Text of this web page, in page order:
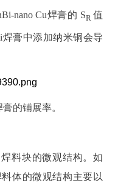
nano Cu焊膏的 SR值
焊膏中添加纳米铜会导
的铺展率。
焊料块的微观结构。如
料体的微观结构主要以